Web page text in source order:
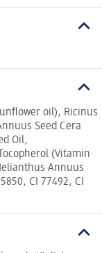
oil), Ricinus
Seed Cera
Oil,
(Vitamin
Annuus
CI 77492, CI